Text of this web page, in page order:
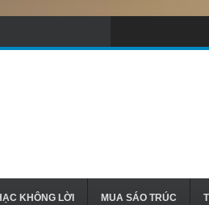
KHÔNG LỜI MUA SÁO TRÚC